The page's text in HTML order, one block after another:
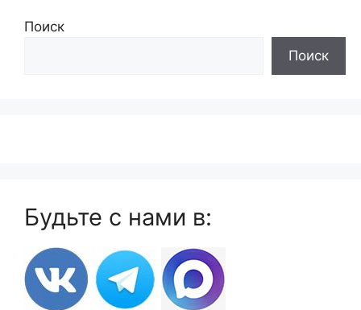
Поиск
Поиск
Будьте с нами в: